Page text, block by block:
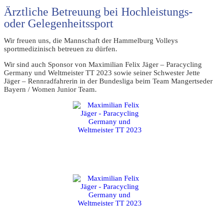
Ärztliche Betreuung bei Hochleistungs-
oder Gelegenheitssport
Wir freuen uns, die Mannschaft der Hammelburg Volleys
sportmedizinisch betreuen zu dürfen.
Wir sind auch Sponsor von Maximilian Felix Jäger – Paracycling
Germany und Weltmeister TT 2023 sowie seiner Schwester Jette
Jäger – Rennradfahrerin in der Bundesliga beim Team Mangertseder
Bayern / Women Junior Team.